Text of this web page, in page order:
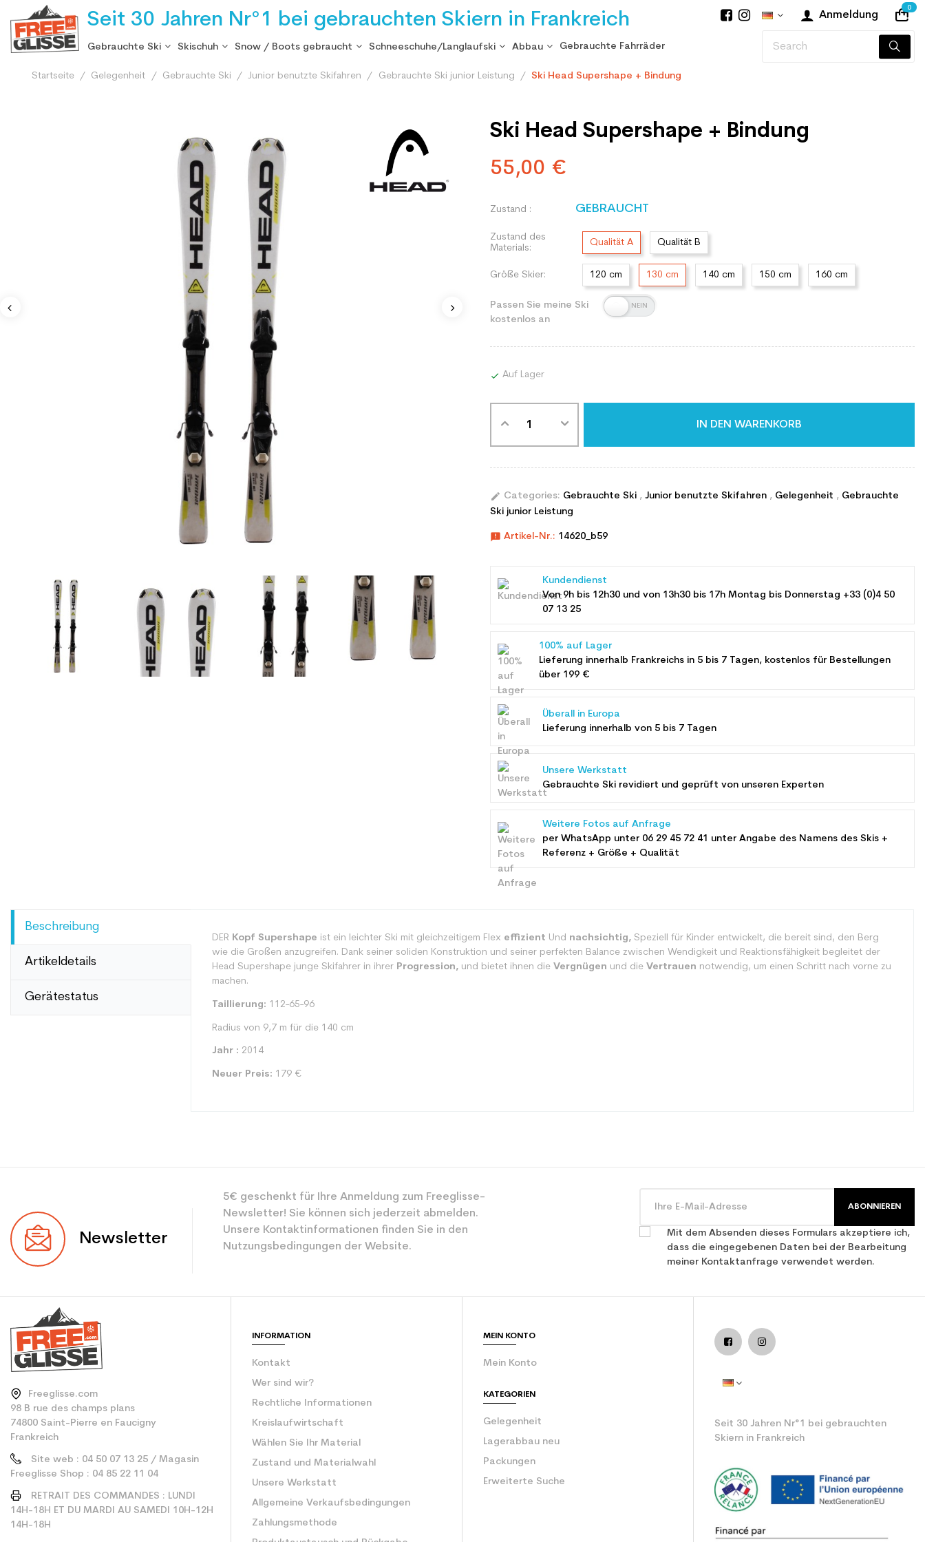
Seit 30 Jahren Nr°1 bei gebrauchten Skiern in Frankreich Anmeldung
0
Gebrauchte Ski Skischuh Snow / Boots gebraucht Schneeschuhe/Langlaufski Abbau Gebrauchte Fahrräder
Startseite Gelegenheit Gebrauchte Ski Junior benutzte Skifahren Gebrauchte Ski junior Leistung Ski Head Supershape + Bindung
Ski Head Supershape + Bindung
55,00 €
Zustand : GEBRAUCHT
Zustand des
Materials:
Qualität A Qualität B
Größe Skier: 120 cm 130 cm 140 cm 150 cm 160 cm
Passen Sie meine Ski
kostenlos an
 Auf Lager
IN DEN WARENKORB
edit Categories: Gebrauchte Ski , Junior benutzte Skifahren , Gelegenheit , Gebrauchte
Ski junior Leistung
announcement Artikel-Nr.: 14620_b59
Kundendienst
Von 9h bis 12h30 und von 13h30 bis 17h Montag bis Donnerstag +33 (0)4 50
07 13 25
100% auf Lager
Lieferung innerhalb Frankreichs in 5 bis 7 Tagen, kostenlos für Bestellungen
über 199 €
Überall in Europa
Lieferung innerhalb von 5 bis 7 Tagen
Unsere Werkstatt
Gebrauchte Ski revidiert und geprüft von unseren Experten
Weitere Fotos auf Anfrage
per WhatsApp unter 06 29 45 72 41 unter Angabe des Namens des Skis +
Referenz + Größe + Qualität
Beschreibung
Artikeldetails
Gerätestatus
DER Kopf Supershape ist ein leichter Ski mit gleichzeitigem Flex effizient Und nachsichtig,Speziell für Kinder entwickelt, die bereit sind, den Berg
wie die Großen anzugreifen. Dank seiner soliden Konstruktion und seiner perfekten Balance zwischen Wendigkeit und Reaktionsfähigkeit begleitet der
Head Supershape junge Skifahrer in ihrer Progression,und bietet ihnen die Vergnügen und die Vertrauen notwendig, um einen Schritt nach vorne zu
machen.
Taillierung: 112-65-96
Radius von 9,7 m für die 140 cm
Jahr : 2014
Neuer Preis: 179 €
Benutzer
Ebene
Type de produit
Newsletter
5€ geschenkt für Ihre Anmeldung zum Freeglisse-
Newsletter! Sie können sich jederzeit abmelden.
Unsere Kontaktinformationen finden Sie in den
Nutzungsbedingungen der Website.
ABONNIEREN
Mit dem Absenden dieses Formulars akzeptiere ich,
dass die eingegebenen Daten bei der Bearbeitung
meiner Kontaktanfrage verwendet werden.
Freeglisse.com
98 B rue des champs plans
74800 Saint-Pierre en Faucigny
Frankreich
Site web : 04 50 07 13 25 / Magasin
Freeglisse Shop : 04 85 22 11 04
RETRAIT DES COMMANDES : LUNDI
14H-18H ET DU MARDI AU SAMEDI 10H-12H
14H-18H
INFORMATION
Kontakt
Wer sind wir?
Rechtliche Informationen
Kreislaufwirtschaft
Wählen Sie Ihr Material
Zustand und Materialwahl
Unsere Werkstatt
Allgemeine Verkaufsbedingungen
Zahlungsmethode
MEIN KONTO
Mein Konto
KATEGORIEN
Gelegenheit
Lagerabbau neu
Packungen
Erweiterte Suche
Seit 30 Jahren Nr°1 bei gebrauchten
Skiern in Frankreich